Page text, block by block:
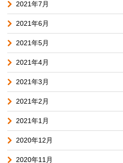
2021年7月
2021年6月
2021年5月
2021年4月
2021年3月
2021年2月
2021年1月
2020年12月
2020年11月